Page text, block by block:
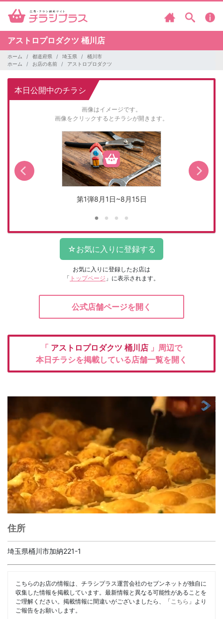
アストロプロダクツ 桶川店
ホーム 都道府県 埼玉県
桶川市
ホーム
お店の名前 アストロプロダクツ
本日公開中のチラシ
画像はイメージです。
画像をクリックするとチラシが開きます。
第1弾8月1日~8月15日
お気に入りに登録したお店は
「 トップページ 」に表示されます。
公式店舗ページを開く
「 アストロプロダクツ 桶川店 」周辺で
本日チラシを掲載している店舗一覧を開く
住所
埼玉県桶川市加納221-1
こちらのお店の情報は、チラシプラス運営会社のセブンネットが独自に
収集した情報を掲載しています。最新情報と異なる可能性があることを
ご理解ください。掲載情報に間違いがございましたら、「 こちら 」より
ご報告をお願いします。